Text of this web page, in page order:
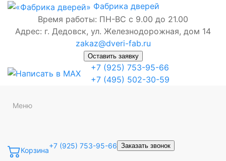
Фабрика дверей
Время работы: ПН-ВС с 9.00 до 21.00
Адрес: г. Дедовск, ул. Железнодорожная, дом 14
zakaz@dveri-fab.ru
Оставить заявку
+7 (925) 753-95-66
+7 (495) 502-30-59
Меню
Корзина
+7 (925) 753-95-66 Заказать звонок